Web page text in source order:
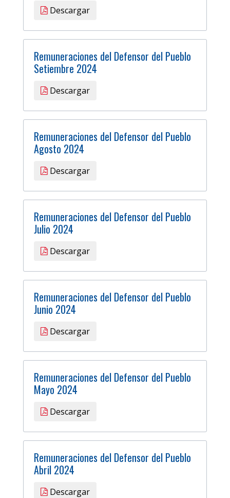
Descargar
Remuneraciones del Defensor del Pueblo
Setiembre 2024
Descargar
Remuneraciones del Defensor del Pueblo
Agosto 2024
Descargar
Remuneraciones del Defensor del Pueblo
Julio 2024
Descargar
Remuneraciones del Defensor del Pueblo
Junio 2024
Descargar
Remuneraciones del Defensor del Pueblo
Mayo 2024
Descargar
Remuneraciones del Defensor del Pueblo
Abril 2024
Descargar